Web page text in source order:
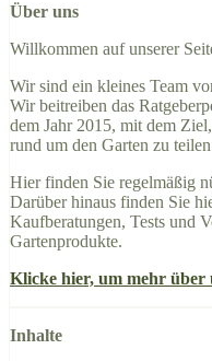
Über uns
Willkommen auf unserer
Wir sind ein kleines Team
Wir beitreiben das
dem Jahr 2015, mit dem
rund um den Garten zu
Hier finden Sie regelmäßig
Darüber hinaus finden Sie
Kaufberatungen, Tests und
Gartenprodukte.
Klicke hier, um mehr über
Inhalte